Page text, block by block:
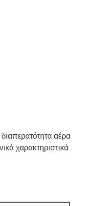
αέρα
χαρακτηριστικά